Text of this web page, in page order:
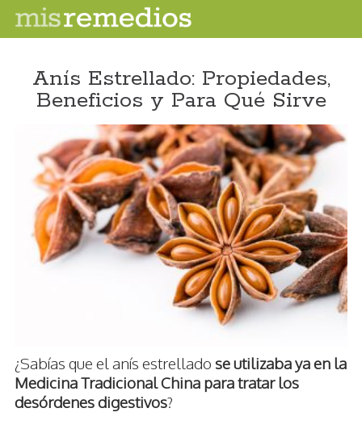
Anís Estrellado: Propiedades,
Beneficios y Para Qué Sirve
¿Sabías que el anís estrellado se utilizaba ya en la
Medicina Tradicional China para tratar los
desórdenes digestivos?